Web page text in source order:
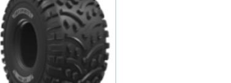
väcker den en viss
känsla - spänning,
passion, hastighet.03
augusti 2026